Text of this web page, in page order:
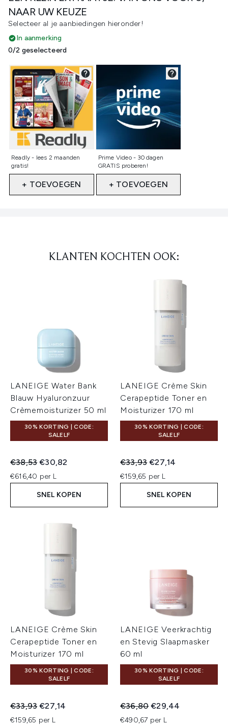
NAAR UW KEUZE
Selecteer al je aanbiedingen hieronder!
In aanmerking
0/2 geselecteerd
Readly - lees 2 maanden
gratis!
Niet geselecteerd
+ TOEVOEGEN
Prime Video - 30 dagen
GRATIS proberen!
Niet geselecteerd
+ TOEVOEGEN
KLANTEN KOCHTEN OOK:
LANEIGE Water Bank
Blauw Hyaluronzuur
Crèmemoisturizer 50 ml
30% KORTING | CODE:
SALELF
Recommended Retail Price:
€38,53Huidige prijs:
€30,82
€616,40 per L
SNEL KOPEN
LANEIGE Crème Skin
Cerapeptide Toner en
Moisturizer 170 ml
30% KORTING | CODE:
SALELF
Recommended Retail Price:
€33,93Huidige prijs:
€27,14
€159,65 per L
SNEL KOPEN
LANEIGE Crème Skin
Cerapeptide Toner en
Moisturizer 170 ml
30% KORTING | CODE:
SALELF
Recommended Retail Price:
€33,93Huidige prijs:
€27,14
€159,65 per L
LANEIGE Veerkrachtig
en Stevig Slaapmasker
60 ml
30% KORTING | CODE:
SALELF
Recommended Retail Price:
€36,80Huidige prijs:
€29,44
€490,67 per L